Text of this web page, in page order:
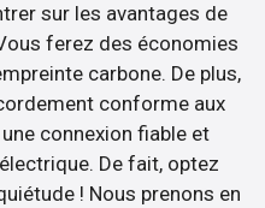
sur les avantages de
ferez des économies
carbone. De plus,
conforme aux
connexion fiable et
De fait, optez
! Nous prenons en